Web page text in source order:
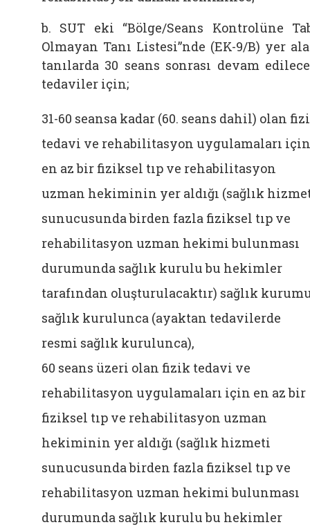
b. SUT eki “Bölge/Seans Kontrolüne
Olmayan Tanı Listesi”nde (EK-9/B) yer
tanılarda 30 seans sonrası devam
tedaviler için;
31-60 seansa kadar (60. seans dahil) olan
tedavi ve rehabilitasyon uygulamaları için
en az bir fiziksel tıp ve rehabilitasyon
uzman hekiminin yer aldığı (sağlık
sunucusunda birden fazla fiziksel tıp ve
rehabilitasyon uzman hekimi bulunması
durumunda sağlık kurulu bu hekimler
tarafından oluşturulacaktır) sağlık
sağlık kurulunca (ayaktan tedavilerde
resmi sağlık kurulunca),
60 seans üzeri olan fizik tedavi ve
rehabilitasyon uygulamaları için en az bir
fiziksel tıp ve rehabilitasyon uzman
hekiminin yer aldığı (sağlık hizmeti
sunucusunda birden fazla fiziksel tıp ve
rehabilitasyon uzman hekimi bulunması
durumunda sağlık kurulu bu hekimler